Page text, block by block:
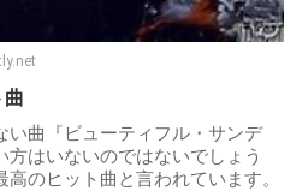
い曲『ビューティフル・サンデ
はいないのではないでしょう
のヒット曲と言われています。